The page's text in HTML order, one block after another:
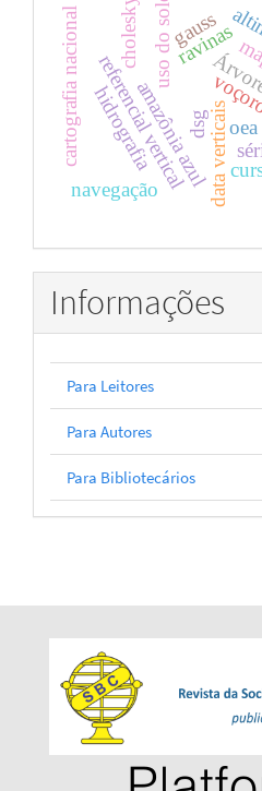
data verticais
amazônia azul
ravinas
uso do solo
referencial vertical
hidrografia
navegação
cartografia nacional dsg
gauss
cholesky
oea
Informações
Para Leitores
Para Autores
Para Bibliotecários